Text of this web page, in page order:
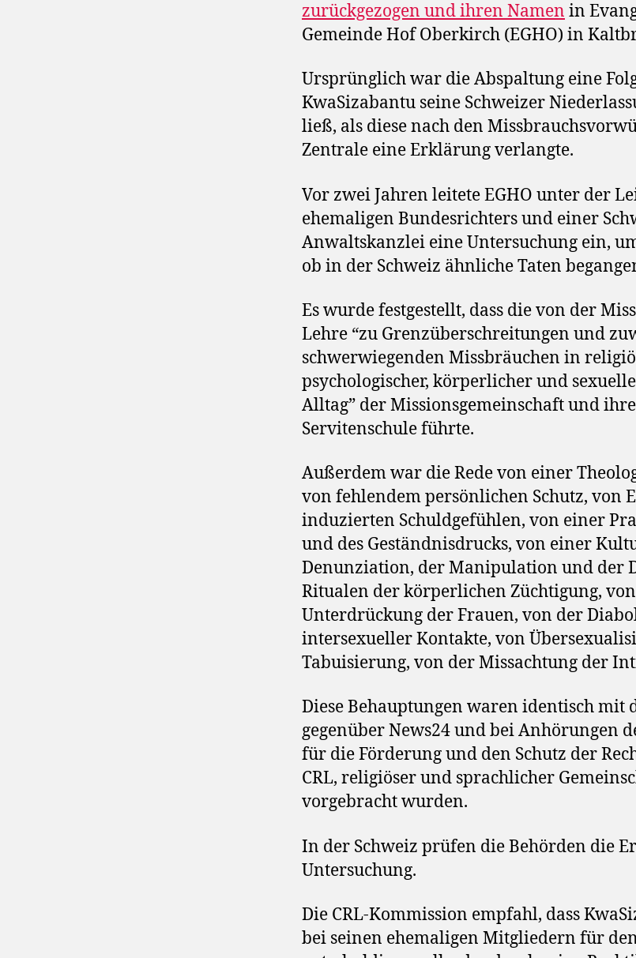
zurückgezogen und ihren Namen in
Gemeinde Hof Oberkirch (EGHO) in
Ursprünglich war die Abspaltung eine
KwaSizabantu seine Schweizer
ließ, als diese nach den
Zentrale eine Erklärung verlangte.
Vor zwei Jahren leitete EGHO unter der
ehemaligen Bundesrichters und einer
Anwaltskanzlei eine Untersuchung ein,
ob in der Schweiz ähnliche Taten
Es wurde festgestellt, dass die von der
Lehre “zu Grenzüberschreitungen und
schwerwiegenden Missbräuchen in
psychologischer, körperlicher und
Alltag” der Missionsgemeinschaft und
Servitenschule führte.
Außerdem war die Rede von einer
von fehlendem persönlichen Schutz, von
induzierten Schuldgefühlen, von einer
und des Geständnisdrucks, von einer
Denunziation, der Manipulation und der
Ritualen der körperlichen Züchtigung,
Unterdrückung der Frauen, von der
intersexueller Kontakte, von
Tabuisierung, von der Missachtung der
Diese Behauptungen waren identisch mit
gegenüber News24 und bei Anhörungen
für die Förderung und den Schutz der
CRL, religiöser und sprachlicher
vorgebracht wurden.
In der Schweiz prüfen die Behörden die
Untersuchung.
Die CRL-Kommission empfahl, dass
bei seinen ehemaligen Mitgliedern für den